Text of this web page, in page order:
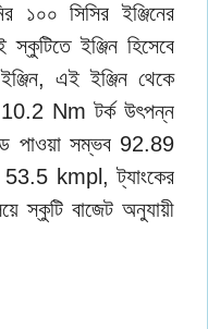
১০০ সিসির ইঞ্জিনের
ইঞ্জিন হিসেবে
এই ইঞ্জিন থেকে
10.2 Nm টর্ক উৎপন্ন
পাওয়া সম্ভব 92.89
53.5 kmpl, ট্যাংকের
স্কুটি বাজেট অনুযায়ী